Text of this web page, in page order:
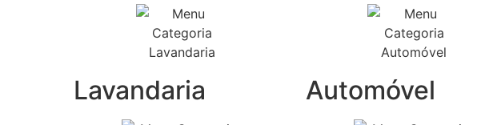
Lavandaria Automóvel